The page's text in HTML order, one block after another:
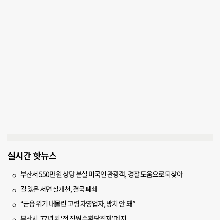
실시간 핫뉴스
부산서 550만 원 상당 분실 미국인 관광객, 경찰 도움으로 되찾아
길 잃은 서면 실개천, 결국 폐쇄
“금융 위기 내몰린 고령 자영업자, 방치 안 돼”